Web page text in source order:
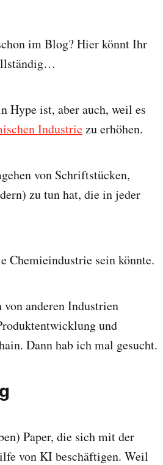
im Blog? Hier könnt Ihr
Hype ist, aber auch, weil es
Industriezu erhöhen.
von Schriftstücken,
zu tun hat, die in jeder
Chemieindustrie sein könnte.
anderen Industrien
und
Dann hab ich mal gesucht.
Paper, die sich mit der
von KI beschäftigen. Weil